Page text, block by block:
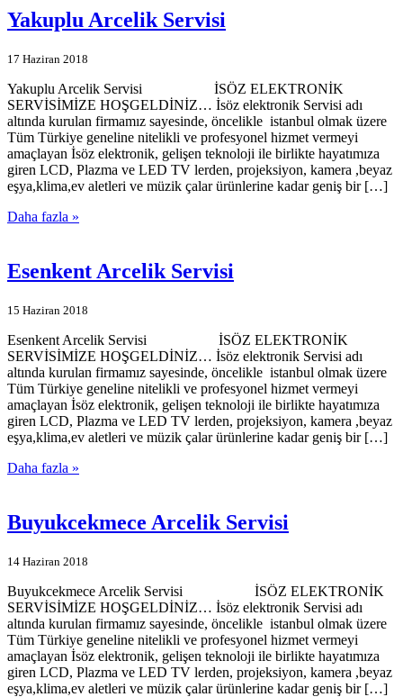
Yakuplu Arcelik Servisi
17 Haziran 2018
Yakuplu Arcelik Servisi İSÖZ ELEKTRONİK
SERVİSİMİZE HOŞGELDİNİZ… İsöz elektronik Servisi adı
altında kurulan firmamız sayesinde, öncelikle istanbul olmak üzere
Tüm Türkiye geneline nitelikli ve profesyonel hizmet vermeyi
amaçlayan İsöz elektronik, gelişen teknoloji ile birlikte hayatımıza
giren LCD, Plazma ve LED TV lerden, projeksiyon, kamera ,beyaz
eşya,klima,ev aletleri ve müzik çalar ürünlerine kadar geniş bir […]
Daha fazla »
Esenkent Arcelik Servisi
15 Haziran 2018
Esenkent Arcelik Servisi İSÖZ ELEKTRONİK
SERVİSİMİZE HOŞGELDİNİZ… İsöz elektronik Servisi adı
altında kurulan firmamız sayesinde, öncelikle istanbul olmak üzere
Tüm Türkiye geneline nitelikli ve profesyonel hizmet vermeyi
amaçlayan İsöz elektronik, gelişen teknoloji ile birlikte hayatımıza
giren LCD, Plazma ve LED TV lerden, projeksiyon, kamera ,beyaz
eşya,klima,ev aletleri ve müzik çalar ürünlerine kadar geniş bir […]
Daha fazla »
Buyukcekmece Arcelik Servisi
14 Haziran 2018
Buyukcekmece Arcelik Servisi İSÖZ ELEKTRONİK
SERVİSİMİZE HOŞGELDİNİZ… İsöz elektronik Servisi adı
altında kurulan firmamız sayesinde, öncelikle istanbul olmak üzere
Tüm Türkiye geneline nitelikli ve profesyonel hizmet vermeyi
amaçlayan İsöz elektronik, gelişen teknoloji ile birlikte hayatımıza
giren LCD, Plazma ve LED TV lerden, projeksiyon, kamera ,beyaz
eşya,klima,ev aletleri ve müzik çalar ürünlerine kadar geniş bir […]